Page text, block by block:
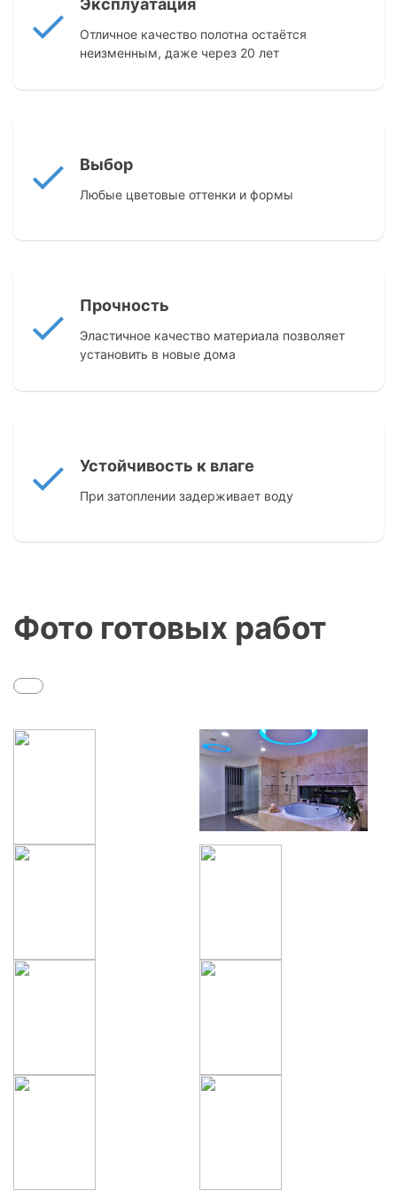
Эксплуатация
Отличное качество полотна остаётся
неизменным, даже через 20 лет
Выбор
Любые цветовые оттенки и формы
Прочность
Эластичное качество материала позволяет
установить в новые дома
Устойчивость к влаге
При затоплении задерживает воду
Фото готовых работ